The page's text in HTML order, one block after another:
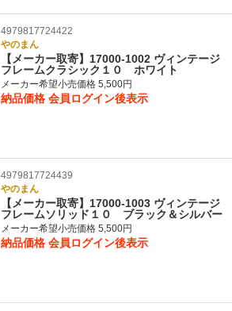
4979817724422
やのまん
【メーカー取寄】17000-1002 ヴィンテージ
フレームクラシック１０ ホワイト
メーカー希望小売価格 5,500円
納品価格 会員ログイン後表示
4979817724439
やのまん
【メーカー取寄】17000-1003 ヴィンテージ
フレームソリッド１０ ブラック＆シルバー
メーカー希望小売価格 5,500円
納品価格 会員ログイン後表示